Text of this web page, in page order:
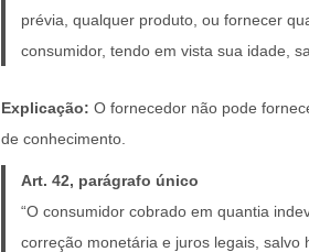
prévia, qualquer produto, ou fornecer
consumidor, tendo em vista sua idade,
Explicação: O fornecedor não pode
de conhecimento.
Art. 42, parágrafo único
“O consumidor cobrado em quantia
correção monetária e juros legais, salvo